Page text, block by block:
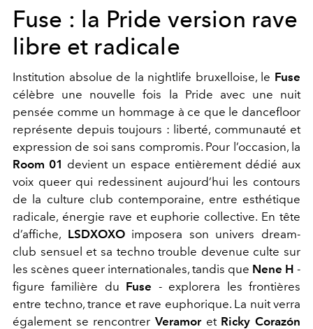
Fuse : la Pride version rave
libre et radicale
Institution absolue de la nightlife bruxelloise, le Fuse
célèbre une nouvelle fois la Pride avec une nuit
pensée comme un hommage à ce que le dancefloor
représente depuis toujours : liberté, communauté et
expression de soi sans compromis. Pour l’occasion, la
Room 01 devient un espace entièrement dédié aux
voix queer qui redessinent aujourd’hui les contours
de la culture club contemporaine, entre esthétique
radicale, énergie rave et euphorie collective. En tête
d’affiche, LSDXOXOimposera son univers dream-
club sensuel et sa techno trouble devenue culte sur
les scènes queer internationales, tandis que Nene H -
figure familière du Fuse - explorera les frontières
entre techno, trance et rave euphorique. La nuit verra
également se rencontrer Veramoret Ricky Corazón